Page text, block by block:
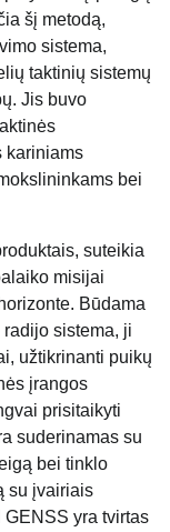
šį metodą,
sistema,
taktinių sistemų
Jis buvo
kariniams
bei
suteikia
misijai
Būdama
sistema, ji
užtikrinanti puikų
įrangos
prisitaikyti
suderinamas su
bei tinklo
su įvairiais
yra tvirtas